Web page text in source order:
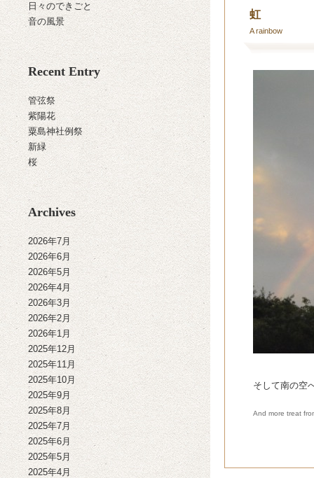
日々のできごと
音の風景
Recent Entry
管弦祭
紫陽花
粟島神社例祭
新緑
桜
Archives
2026年7月
2026年6月
2026年5月
2026年4月
2026年3月
2026年2月
2026年1月
2025年12月
2025年11月
2025年10月
2025年9月
2025年8月
2025年7月
2025年6月
2025年5月
2025年4月
虹
A rainbow
そして南の空
And more treat